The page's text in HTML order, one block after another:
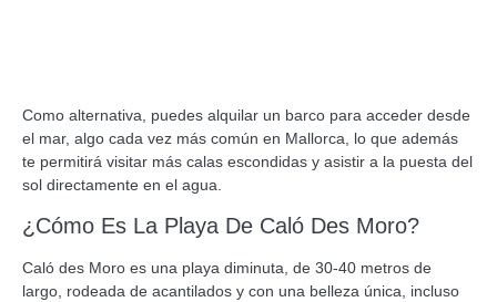
Como alternativa, puedes alquilar un barco para acceder desde
el mar, algo cada vez más común en Mallorca, lo que además
te permitirá visitar más calas escondidas y asistir a la puesta del
sol directamente en el agua.
¿Cómo Es La Playa De Caló Des Moro?
Caló des Moro es una playa diminuta, de 30-40 metros de
largo, rodeada de acantilados y con una belleza única, incluso